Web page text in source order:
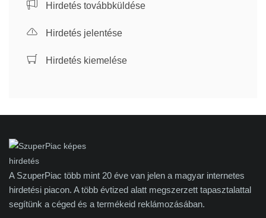
Hirdetés továbbküldése
Hirdetés jelentése
Hirdetés kiemelése
A SzuperPiac több mint 20 éve van jelen a magyar internetes
hirdetési piacon. A több évtized alatt megszerzett tapasztalattal
segítünk a céged és a termékeid reklámozásában.